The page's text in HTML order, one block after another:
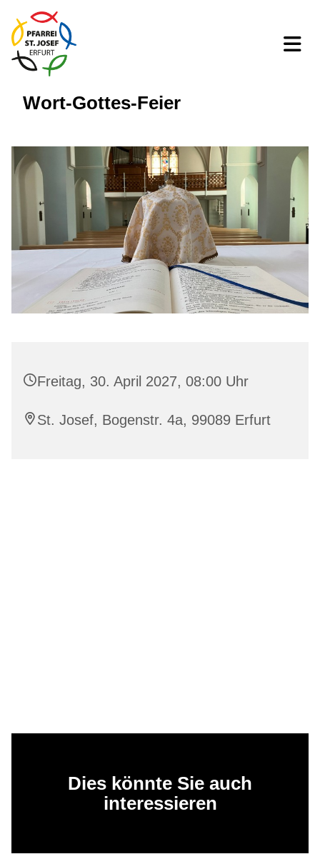
Wort-Gottes-Feier
Freitag, 30. April 2027, 08:00 Uhr
St. Josef, Bogenstr. 4a, 99089 Erfurt
Dies könnte Sie auch
interessieren